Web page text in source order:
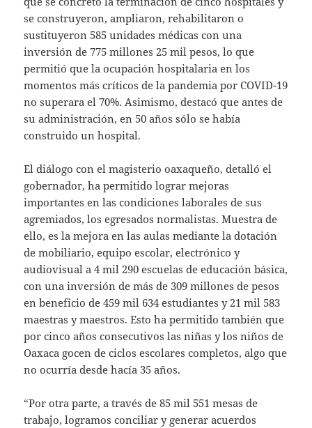
se construyeron, ampliaron, rehabilitaron o
sustituyeron 585 unidades médicas con una
inversión de 775 millones 25 mil pesos, lo que
permitió que la ocupación hospitalaria en los
momentos más críticos de la pandemia por COVID-19
no superara el 70%. Asimismo, destacó que antes de
su administración, en 50 años sólo se había
construido un hospital.
El diálogo con el magisterio oaxaqueño, detalló el
gobernador, ha permitido lograr mejoras
importantes en las condiciones laborales de sus
agremiados, los egresados normalistas. Muestra de
ello, es la mejora en las aulas mediante la dotación
de mobiliario, equipo escolar, electrónico y
audiovisual a 4 mil 290 escuelas de educación básica,
con una inversión de más de 309 millones de pesos
en beneficio de 459 mil 634 estudiantes y 21 mil 583
maestras y maestros. Esto ha permitido también que
por cinco años consecutivos las niñas y los niños de
Oaxaca gocen de ciclos escolares completos, algo que
no ocurría desde hacía 35 años.
“Por otra parte, a través de 85 mil 551 mesas de
trabajo, logramos conciliar y generar acuerdos